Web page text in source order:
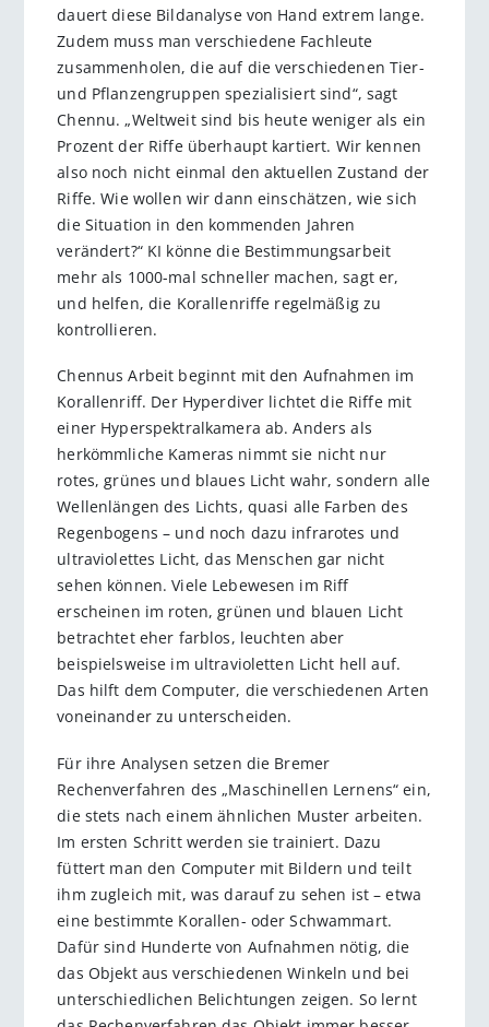
dauert diese Bildanalyse von Hand extrem lange.
Zudem muss man verschiedene Fachleute
zusammenholen, die auf die verschiedenen Tier-
und Pflanzengruppen spezialisiert sind“, sagt
Chennu. „Weltweit sind bis heute weniger als ein
Prozent der Riffe überhaupt kartiert. Wir kennen
also noch nicht einmal den aktuellen Zustand der
Riffe. Wie wollen wir dann einschätzen, wie sich
die Situation in den kommenden Jahren
verändert?“ KI könne die Bestimmungsarbeit
mehr als 1000-mal schneller machen, sagt er,
und helfen, die Korallenriffe regelmäßig zu
kontrollieren.
Chennus Arbeit beginnt mit den Aufnahmen im
Korallenriff. Der Hyperdiver lichtet die Riffe mit
einer Hyperspektralkamera ab. Anders als
herkömmliche Kameras nimmt sie nicht nur
rotes, grünes und blaues Licht wahr, sondern alle
Wellenlängen des Lichts, quasi alle Farben des
Regenbogens – und noch dazu infrarotes und
ultraviolettes Licht, das Menschen gar nicht
sehen können. Viele Lebewesen im Riff
erscheinen im roten, grünen und blauen Licht
betrachtet eher farblos, leuchten aber
beispielsweise im ultravioletten Licht hell auf.
Das hilft dem Computer, die verschiedenen Arten
voneinander zu unterscheiden.
Für ihre Analysen setzen die Bremer
Rechenverfahren des „Maschinellen Lernens“ ein,
die stets nach einem ähnlichen Muster arbeiten.
Im ersten Schritt werden sie trainiert. Dazu
füttert man den Computer mit Bildern und teilt
ihm zugleich mit, was darauf zu sehen ist – etwa
eine bestimmte Korallen- oder Schwammart.
Dafür sind Hunderte von Aufnahmen nötig, die
das Objekt aus verschiedenen Winkeln und bei
unterschiedlichen Belichtungen zeigen. So lernt